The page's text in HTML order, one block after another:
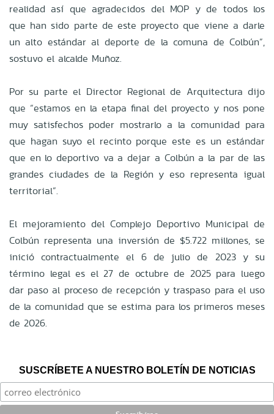
realidad así que agradecidos del MOP y de todos los
que han sido parte de este proyecto que viene a darle
un alto estándar al deporte de la comuna de Colbún”,
sostuvo el alcalde Muñoz.
Por su parte el Director Regional de Arquitectura dijo
que “estamos en la etapa final del proyecto y nos pone
muy satisfechos poder mostrarlo a la comunidad para
que hagan suyo el recinto porque este es un estándar
que en lo deportivo va a dejar a Colbún a la par de las
grandes ciudades de la Región y eso representa igual
territorial”.
El mejoramiento del Complejo Deportivo Municipal de
Colbún representa una inversión de $5.722 millones, se
inició contractualmente el 6 de julio de 2023 y su
término legal es el 27 de octubre de 2025 para luego
dar paso al proceso de recepción y traspaso para el uso
de la comunidad que se estima para los primeros meses
de 2026.
SUSCRÍBETE A NUESTRO BOLETÍN DE NOTICIAS